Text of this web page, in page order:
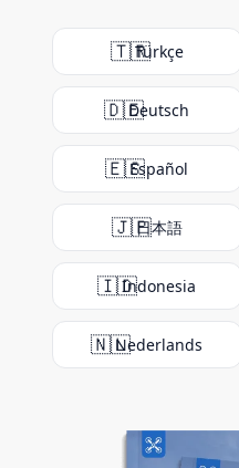
🇹🇷Türkçe
🇩🇪Deutsch
🇪🇸Español
🇯🇵日本語
🇮🇩Indonesia
🇳🇱Nederlands